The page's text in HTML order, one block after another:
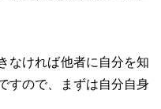
なければ他者に自分を知
すので、まずは自分自身